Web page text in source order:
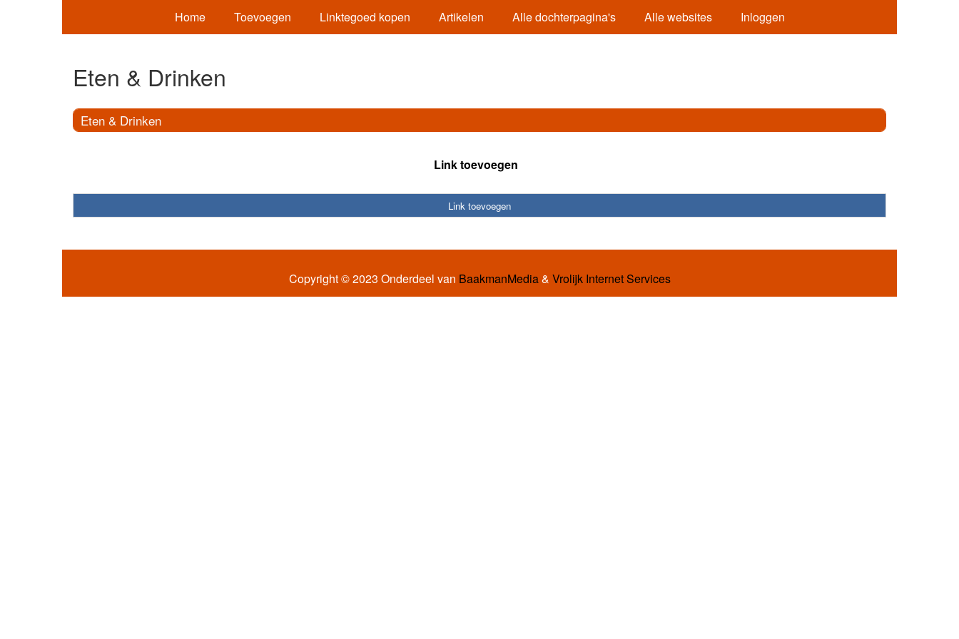
Home Toevoegen Linktegoed kopen Artikelen Alle dochterpagina's Alle websites Inloggen
Eten & Drinken
Eten & Drinken
Link toevoegen
Link toevoegen
Copyright © 2023 Onderdeel van BaakmanMedia& Vrolijk Internet Services